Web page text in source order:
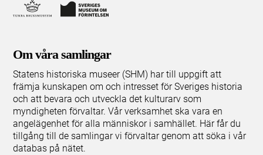
Om våra samlingar
Statens historiska museer (SHM) har till uppgift att
främja kunskapen om och intresset för Sveriges historia
och att bevara och utveckla det kulturarv som
myndigheten förvaltar. Vår verksamhet ska vara en
angelägenhet för alla människor i samhället. Här får du
tillgång till de samlingar vi förvaltar genom att söka i vår
databas på nätet.